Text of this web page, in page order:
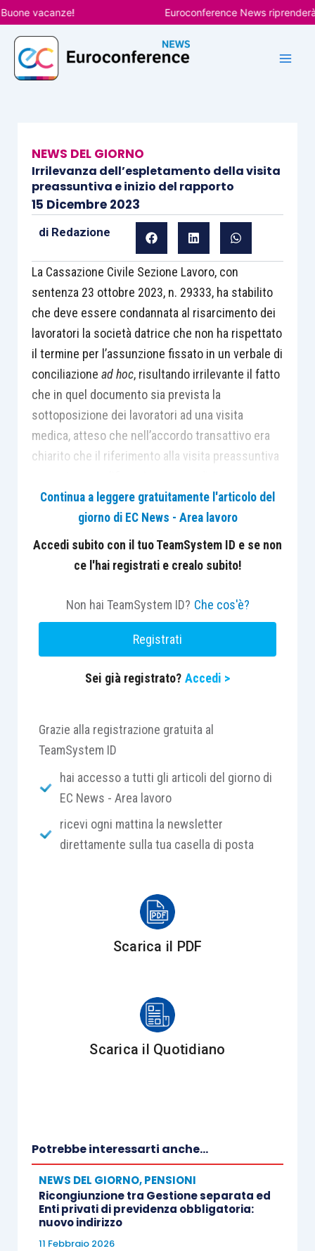
Vai
al
contenuto
vacanze! Euroconference News riprenderà le
NEWS DEL GIORNO
Irrilevanza dell’espletamento della visita
preassuntiva e inizio del rapporto
15 Dicembre 2023
di Redazione
La Cassazione Civile Sezione Lavoro, con
sentenza 23 ottobre 2023, n. 29333, ha stabilito
che deve essere condannata al risarcimento dei
lavoratori la società datrice che non ha rispettato
il termine per l’assunzione fissato in un verbale di
conciliazione ad hoc, risultando irrilevante il fatto
che in quel documento sia prevista la
sottoposizione dei lavoratori ad una visita
medica, atteso che nell’accordo transattivo era
chiarito che il riferimento alla visita preassuntiva
sospensiva dell’obbligazione assunta dall’azienda
verso i tre lavoratori.
Continua a leggere gratuitamente l'articolo del
giorno di EC News - Area lavoro
Accedi subito con il tuo TeamSystem ID e se non
ce l'hai registrati e crealo subito!
Non hai TeamSystem ID? Che cos'è?
Registrati
Sei già registrato? Accedi >
Grazie alla registrazione gratuita al
TeamSystem ID
hai accesso a tutti gli articoli del giorno di
EC News - Area lavoro
ricevi ogni mattina la newsletter
direttamente sulla tua casella di posta
Scarica il PDF
Scarica il Quotidiano
Potrebbe interessarti anche...
NEWS DEL GIORNO,PENSIONI
Ricongiunzione tra Gestione separata ed
Enti privati di previdenza obbligatoria:
nuovo indirizzo
11 Febbraio 2026